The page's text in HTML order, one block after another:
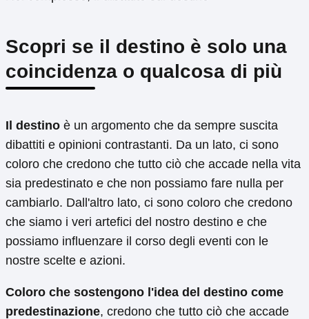
Scopri se il destino è solo una
coincidenza o qualcosa di più
Il destino è un argomento che da sempre suscita
dibattiti e opinioni contrastanti. Da un lato, ci sono
coloro che credono che tutto ciò che accade nella vita
sia predestinato e che non possiamo fare nulla per
cambiarlo. Dall'altro lato, ci sono coloro che credono
che siamo i veri artefici del nostro destino e che
possiamo influenzare il corso degli eventi con le
nostre scelte e azioni.
Coloro che sostengono l'idea del destino come
predestinazione, credono che tutto ciò che accade